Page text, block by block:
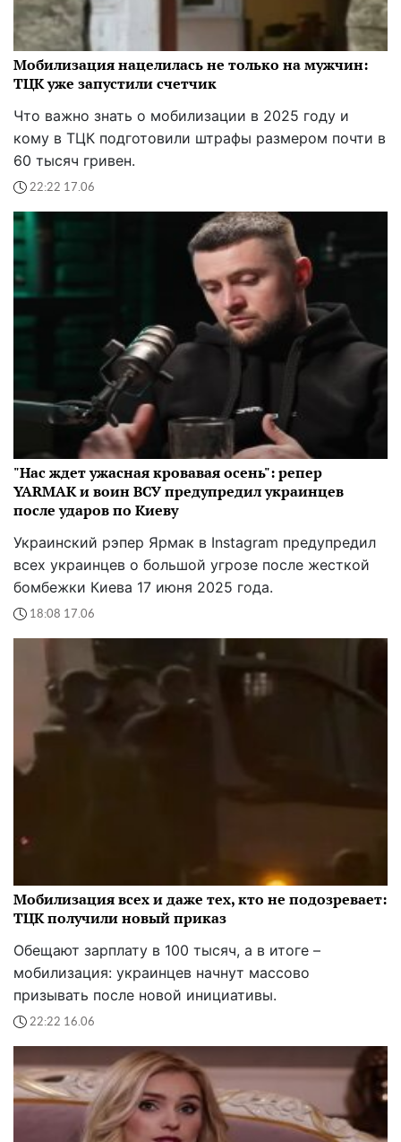
Мобилизация нацелилась не только на мужчин:
ТЦК уже запустили счетчик
Что важно знать о мобилизации в 2025 году и
кому в ТЦК подготовили штрафы размером почти в
60 тысяч гривен.
22:22 17.06
"Нас ждет ужасная кровавая осень": репер
YARMAK и воин ВСУ предупредил украинцев
после ударов по Киеву
Украинский рэпер Ярмак в Instagram предупредил
всех украинцев о большой угрозе после жесткой
бомбежки Киева 17 июня 2025 года.
18:08 17.06
Мобилизация всех и даже тех, кто не подозревает:
ТЦК получили новый приказ
Обещают зарплату в 100 тысяч, а в итоге –
мобилизация: украинцев начнут массово
призывать после новой инициативы.
22:22 16.06